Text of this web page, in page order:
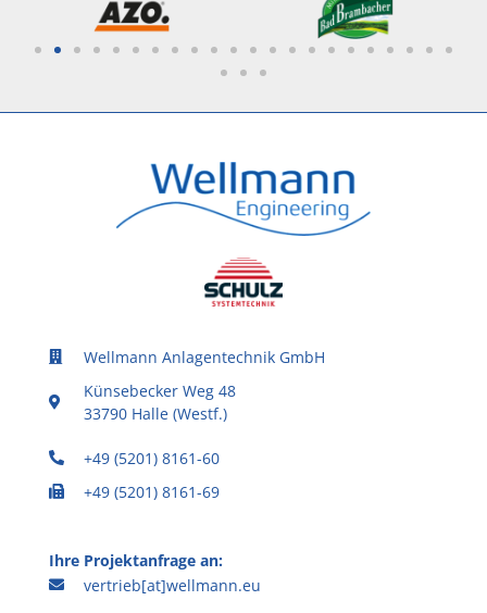
Wellmann Anlagentechnik GmbH
Künsebecker Weg 48
33790 Halle (Westf.)
+49 (5201) 8161-60
+49 (5201) 8161-69
Ihre Projektanfrage an:
vertrieb[at]wellmann.eu